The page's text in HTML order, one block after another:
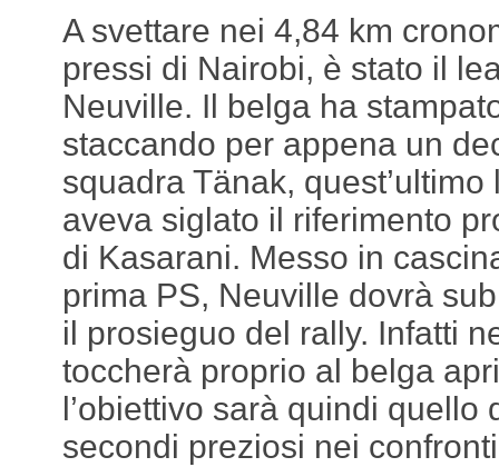
A svettare nei 4,84 km
pressi di Nairobi, è stato il
Neuville. Il belga ha
staccando per appena un
squadra Tänak,
aveva siglato il riferimento
di Kasarani. Messo in
prima PS, Neuville dovrà
il prosieguo del rally. Infatti
toccherà proprio al belga
l’obiettivo sarà quindi quello
secondi preziosi nei